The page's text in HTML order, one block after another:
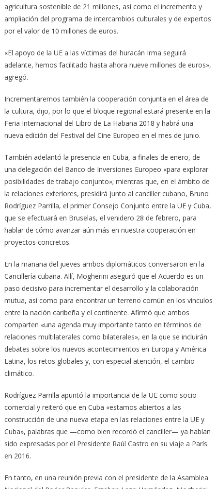
agricultura sostenible de 21 millones, así como el incremento y
ampliación del programa de intercambios culturales y de expertos
por el valor de 10 millones de euros.
«El apoyo de la UE a las víctimas del huracán Irma seguirá
adelante, hemos facilitado hasta ahora nueve millones de euros»,
agregó.
Incrementaremos también la cooperación conjunta en el área de
la cultura, dijo, por lo que el bloque regional estará presente en la
Feria Internacional del Libro de La Habana 2018 y habrá una
nueva edición del Festival del Cine Europeo en el mes de junio.
También adelantó la presencia en Cuba, a finales de enero, de
una delegación del Banco de Inversiones Europeo «para explorar
posibilidades de trabajo conjunto»; mientras que, en el ámbito de
la relaciones exteriores, presidirá junto al canciller cubano, Bruno
Rodríguez Parrilla, el primer Consejo Conjunto entre la UE y Cuba,
que se efectuará en Bruselas, el venidero 28 de febrero, para
hablar de cómo avanzar aún más en nuestra cooperación en
proyectos concretos.
En la mañana del jueves ambos diplomáticos conversaron en la
Cancillería cubana. Allí, Mogherini aseguró que el Acuerdo es un
paso decisivo para incrementar el desarrollo y la colaboración
mutua, así como para encontrar un terreno común en los vínculos
entre la nación caribeña y el continente. Afirmó que ambos
comparten «una agenda muy importante tanto en términos de
relaciones multilaterales como bilaterales», en la que se incluirán
debates sobre los nuevos acontecimientos en Europa y América
Latina, los retos globales y, con especial atención, el cambio
climático.
Rodríguez Parrilla apuntó la importancia de la UE como socio
comercial y reiteró que en Cuba «estamos abiertos a las
construcción de una nueva etapa en las relaciones entre la UE y
Cuba», palabras que —como bien recordó el canciller— ya habían
sido expresadas por el Presidente Raúl Castro en su viaje a París
en 2016.
En tanto, en una reunión previa con el presidente de la Asamblea